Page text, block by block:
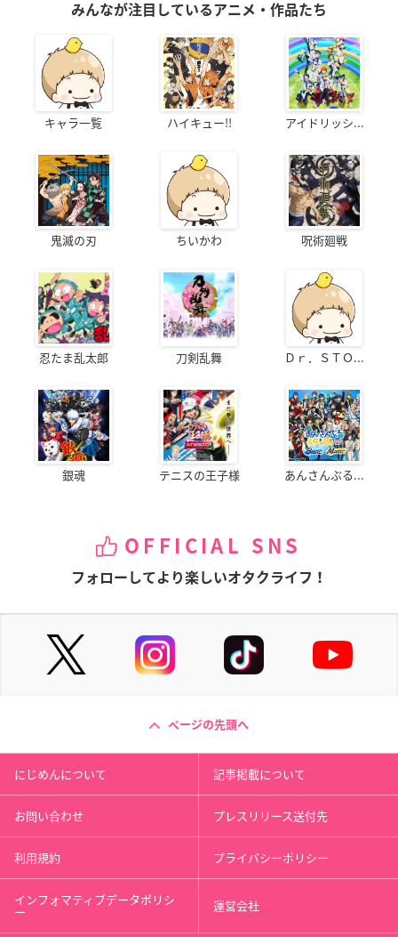
みんなが注目しているアニメ・作品たち
キャラ一覧 ハイキュー!! アイドリッシ...
鬼滅の刃 ちいかわ 呪術廻戦
忍たま乱太郎 刀剣乱舞 Ｄｒ．ＳＴＯ...
銀魂 テニスの王子様 あんさんぶる...
OFFICIAL SNS
フォローしてより楽しいオタクライフ！
ページの先頭へ
にじめんについて 記事掲載について
お問い合わせ プレスリリース送付先
利用規約 プライバシーポリシー
インフォマティブデータポリシ
ー 運営会社